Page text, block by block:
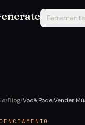
/Blog/Você Pode Vender